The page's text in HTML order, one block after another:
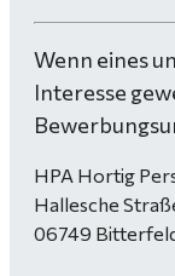
Wenn eines
Interesse
HPA Hortig
Hallesche
06749